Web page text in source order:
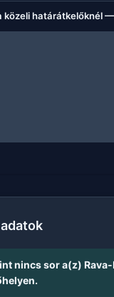
közeli határátkelőknél
nincs sor a(z)